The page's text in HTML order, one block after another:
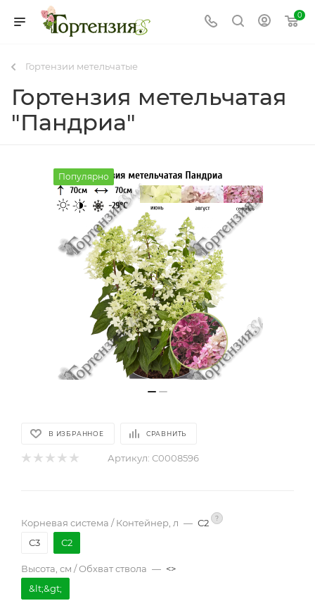
0
Гортензии метельчатые
Гортензия метельчатая
"Пандриа"
Популярно
В ИЗБРАННОЕ СРАВНИТЬ
Артикул: С0008596
Корневая система / Контейнер, л — С2 ?
С3 С2
Высота, см / Обхват ствола — <>
&lt;&gt;